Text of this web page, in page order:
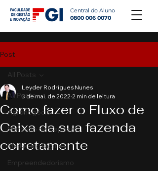
Central do Aluno
0800 006 0070
Post
All Posts
Agronegócio
Mercado de Capitais
Marketing Digital
Empreendedorismo
All Posts
Como fazer o Fluxo de
Caixa da sua fazenda
corretamente
Leyder Rodrigues Nunes
3 de mai. de 2022 2 min de leitura